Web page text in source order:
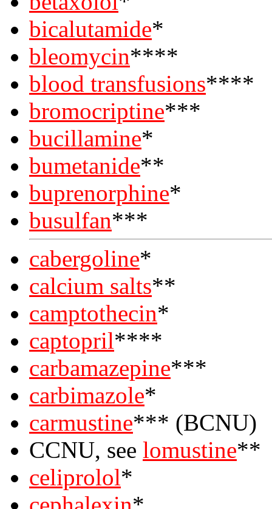
bicalutamide*
bleomycin****
blood transfusions****
bromocriptine***
bucillamine*
bumetanide**
buprenorphine*
busulfan***
cabergoline*
calcium salts**
camptothecin*
captopril****
carbamazepine***
carbimazole*
carmustine*** (BCNU)
CCNU, see lomustine**
celiprolol*